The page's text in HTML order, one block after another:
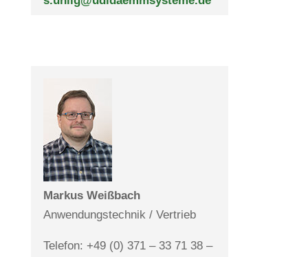
Markus Weiß­bach
Anwen­dungs­technik / Vertrieb
Telefon: +49 (0) 371 – 33 71 38 –